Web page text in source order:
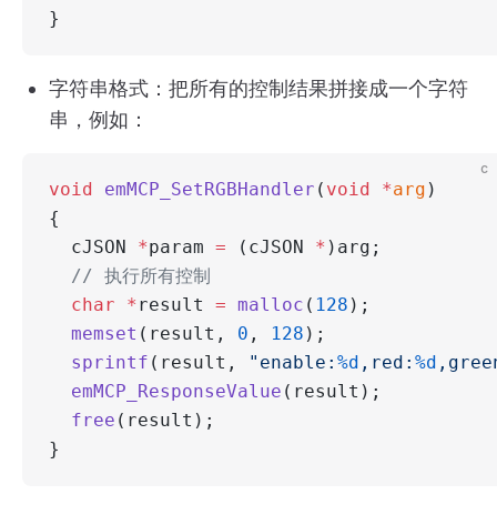
}
字符串格式：把所有的控制结果拼接成一个字符
串，例如：
c
void emMCP_SetRGBHandler ( void *arg )
{
  cJSON
*param = (cJSON * )arg;
  // 执行所有控制
  char
* result = malloc ( 128 );
  memset
(result, 0 , 128 );
  sprintf
(result, "enable: %d ,red: %d
  emMCP_ResponseValue
(result);
  free
(result);
}